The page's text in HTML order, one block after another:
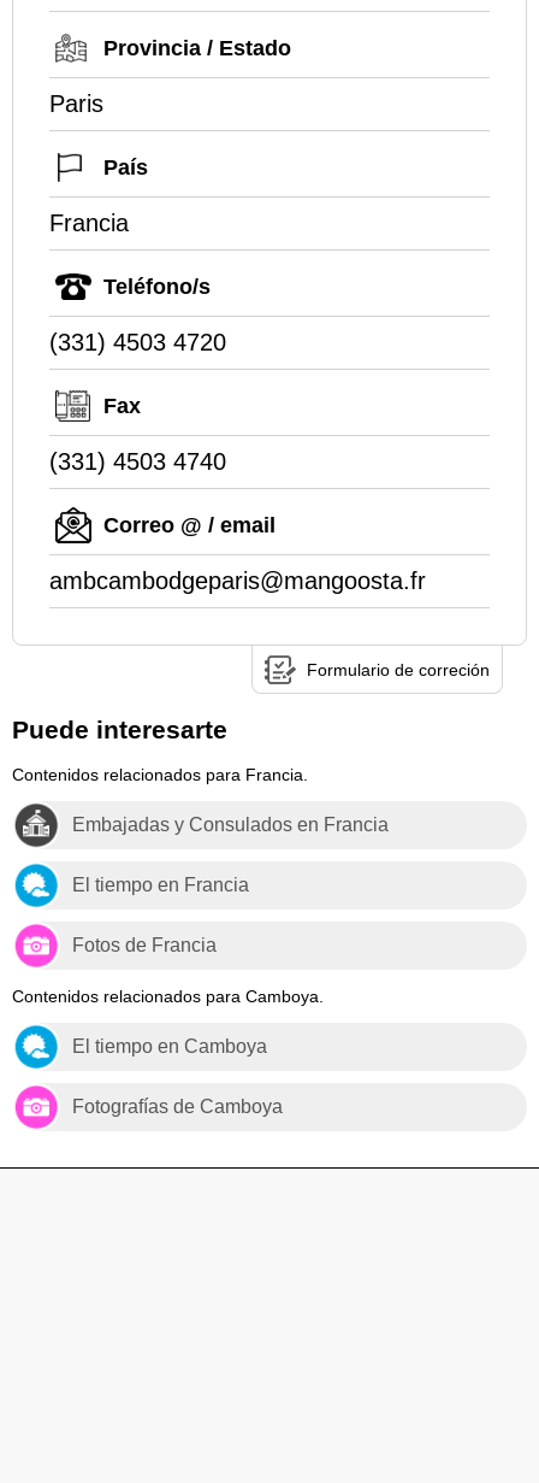
Provincia / Estado
Paris
País
Francia
Teléfono/s
(331) 4503 4720
Fax
(331) 4503 4740
Correo @ / email
ambcambodgeparis@mangoosta.fr
Formulario de correción
Puede interesarte
Contenidos relacionados para Francia.
Embajadas y Consulados en Francia
El tiempo en Francia
Fotos de Francia
Contenidos relacionados para Camboya.
El tiempo en Camboya
Fotografías de Camboya